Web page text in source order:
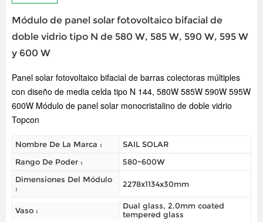
Módulo de panel solar fotovoltaico bifacial de
doble vidrio tipo N de 580 W, 585 W, 590 W, 595 W
y 600 W
Panel solar fotovoltaico bifacial de barras colectoras múltiples
con diseño de media celda tipo N 144, 580W 585W 590W 595W
600W Módulo de panel solar monocristalino de doble vidrio
Topcon
Nombre De La Marca :
SAIL SOLAR
Rango De Poder :
580~600W
Dimensiones Del Módulo
:
2278x1134x30mm
Vaso :
Dual glass, 2.0mm coated
tempered glass